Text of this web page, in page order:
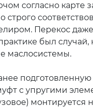
согласно карте
Перекос
был случай,
маслосистемы.
с упругими